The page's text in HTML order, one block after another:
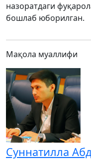
назоратдаги
бошлаб юборилган.
Мақола муаллифи
Суннатилла